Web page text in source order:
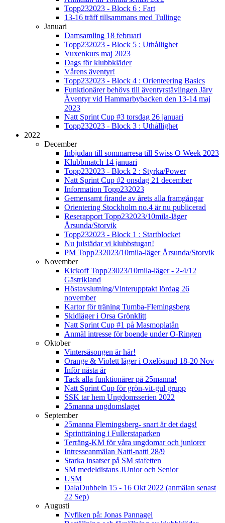
Topp232023 - Block 6 : Fart
13-16 träff tillsammans med Tullinge
Januari
Damsamling 18 februari
Topp232023 - Block 5 : Uthållighet
Vuxenkurs maj 2023
Dags för klubbkläder
Vårens äventyr!
Topp232023 - Block 4 : Orienteering Basics
Funktionärer behövs till äventyrstävlingen Järv
Äventyr vid Hammarbybacken den 13-14 maj
2023
Natt Sprint Cup #3 torsdag 26 januari
Topp232023 - Block 3 : Uthållighet
2022
December
Inbjudan till sommarresa till Swiss O Week 2023
Klubbmatch 14 januari
Topp232023 - Block 2 : Styrka/Power
Natt Sprint Cup #2 onsdag 21 december
Information Topp232023
Gemensamt firande av årets alla framgångar
Orientering Stockholm no.4 är nu publicerad
Reserapport Topp232023/10mila-läger
Årsunda/Storvik
Topp232023 - Block 1 : Startblocket
Nu julstädar vi klubbstugan!
PM Topp232023/10mila-läger Årsunda/Storvik
November
Kickoff Topp23023/10mila-läger - 2-4/12
Gästrikland
Höstavslutning/Vinterupptakt lördag 26
november
Kartor för träning Tumba-Flemingsberg
Skidläger i Orsa Grönklitt
Natt Sprint Cup #1 på Masmoplatån
Anmäl intresse för boende under O-Ringen
Oktober
Vintersäsongen är här!
Orange & Violett läger i Oxelösund 18-20 Nov
Inför nästa år
Tack alla funktionärer på 25manna!
Natt Sprint Cup för grön-vit-gul grupp
SSK tar hem Ungdomsserien 2022
25manna ungdomslaget
September
25manna Flemingsberg- snart är det dags!
Sprintträning i Fullerstaparken
Terräng-KM för våra ungdomar och juniorer
Intresseanmälan Natti-natti 28/9
Starka insatser på SM stafetten
SM medeldistans JUnior och Senior
USM
DalaDubbeln 15 - 16 Okt 2022 (anmälan senast
22 Sep)
Augusti
Nyfiken på: Jonas Pannagel